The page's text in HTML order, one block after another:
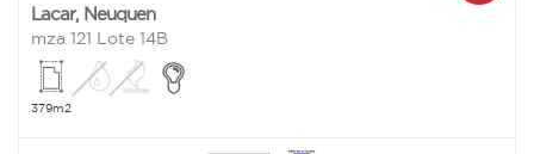
Lacar, Neuquen
mza 121 Lote 14B
379m2